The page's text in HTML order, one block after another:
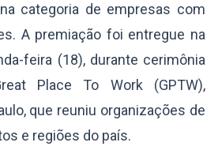
categoria de empresas com
A premiação foi entregue na
feira (18), durante cerimônia
Place To Work (GPTW),
que reuniu organizações de
e regiões do país.